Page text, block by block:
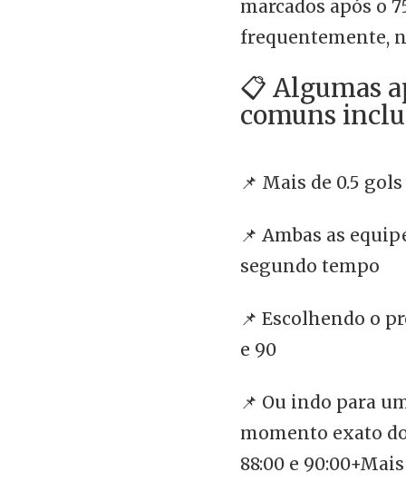
marcados após o
frequentemente,
📋 Algumas
comuns
📌 Mais de 0.5
📌 Ambas as
segundo tempo
📌 Escolhendo o
e 90
📌 Ou indo para
momento exato
88:00 e